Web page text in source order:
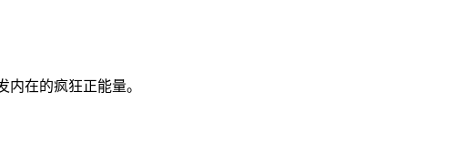
在的疯狂正能量。